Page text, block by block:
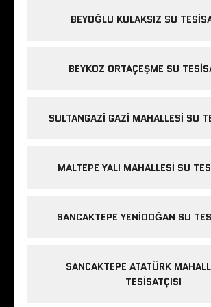
BEYOĞLU KULAKSIZ SU
BEYKOZ ORTAÇEŞME SU
SULTANGAZI GAZI MAHALLESI SU
MALTEPE YALI MAHALLESI SU
SANCAKTEPE YENIDOĞAN SU
SANCAKTEPE ATATÜRK
TESISATÇISI